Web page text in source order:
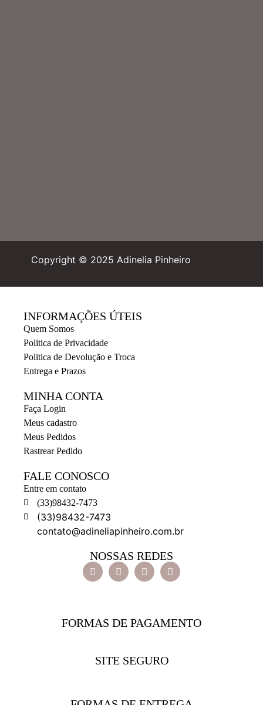
Copyright © 2025 Adinelia Pinheiro
INFORMAÇÕES ÚTEIS
Quem Somos
Politica de Privacidade
Politica de Devolução e Troca
Entrega e Prazos
MINHA CONTA
Faça Login
Meus cadastro
Meus Pedidos
Rastrear Pedido
FALE CONOSCO
Entre em contato
(33)98432-7473
(33)98432-7473
contato@adineliapinheiro.com.br
NOSSAS REDES
FORMAS DE PAGAMENTO
SITE SEGURO